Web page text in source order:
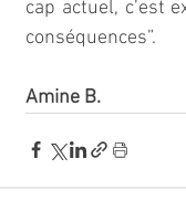
cap actuel, c’est
conséquences”.
Amine B.